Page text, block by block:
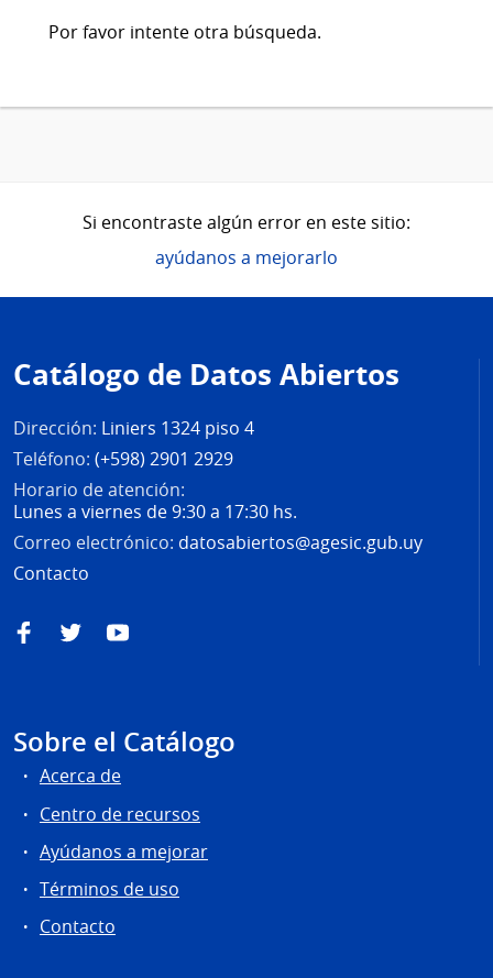
Por favor intente otra búsqueda.
Si encontraste algún error en este sitio:
ayúdanos a mejorarlo
de
página
Catálogo de Datos Abiertos
Dirección: Liniers 1324 piso 4
Teléfono: (+598) 2901 2929
Horario de atención:
Lunes a viernes de 9:30 a 17:30 hs.
Correo electrónico: datosabiertos@agesic.gub.uy
Contacto
FacebookTwitterYouTube
Sobre el Catálogo
Acerca de
Centro de recursos
Ayúdanos a mejorar
Términos de uso
Contacto